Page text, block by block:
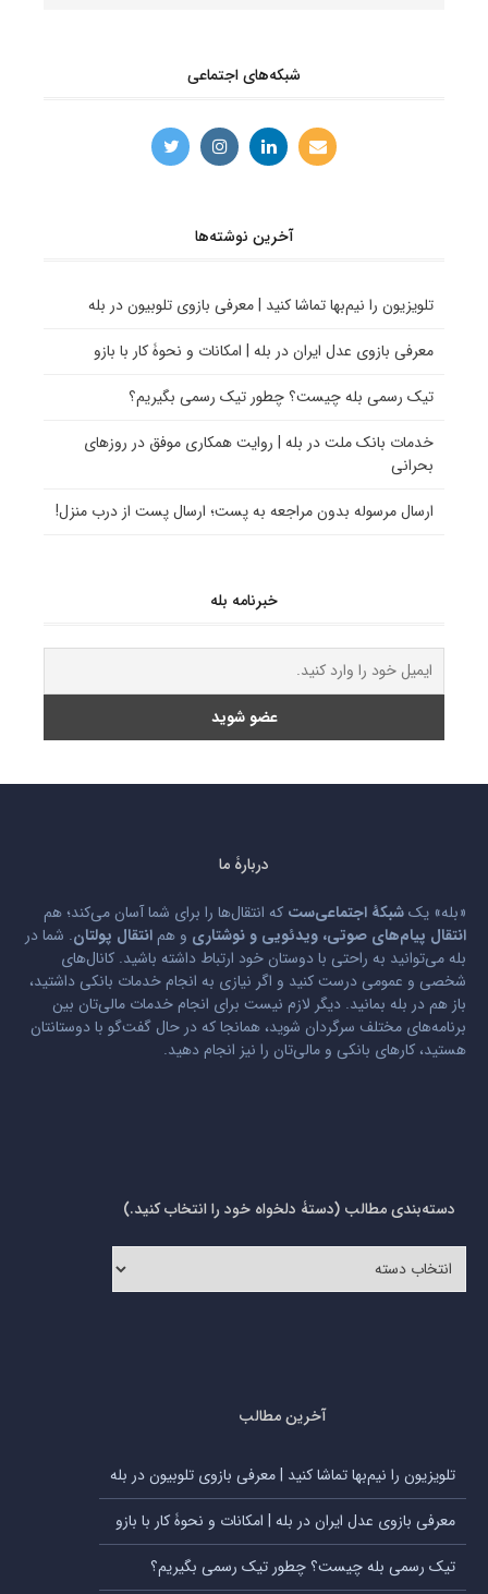
شبکه‌های اجتماعی
آخرین نوشته‌ها
تلویزیون را نیم‌بها تماشا کنید | معرفی بازوی تلوبیون در بله
معرفی بازوی عدل ایران در بله | امکانات و نحوۀ کار با بازو
تیک رسمی بله چیست؟ چطور تیک رسمی بگیریم؟
خدمات بانک ملت در بله | روایت همکاری موفق در روزهای
بحرانی
ارسال مرسوله بدون مراجعه به پست؛ ارسال پست از درب منزل!
خبرنامه بله
دربارۀ ما
«بله» یکشبکۀ اجتماعی‌ست که انتقال‌ها را برای شما آسان می‌کند؛ هم
انتقال پیام‌های صوتی، ویدئویی و نوشتاری و هم انتقال پولتان. شما در
بله می‌توانید به راحتی با دوستان خود ارتباط داشته باشید. کانال‌های
شخصی و عمومی درست کنید و اگر نیازی به انجام خدمات بانکی داشتید،
باز هم در بله بمانید. دیگر لازم نیست برای انجام خدمات مالی‌تان بین
برنامه‌های مختلف سرگردان شوید، همانجا که در حال گفت‌گو با دوستانتان
هستید، کارهای بانکی و مالی‌تان را نیز انجام دهید.
دسته‌بندی مطالب (دستۀ دلخواه خود را انتخاب کنید.)
مطالب
آخرین مطالب
تلویزیون را نیم‌بها تماشا کنید | معرفی بازوی تلوبیون در بله
معرفی بازوی عدل ایران در بله | امکانات و نحوۀ کار با بازو
تیک رسمی بله چیست؟ چطور تیک رسمی بگیریم؟